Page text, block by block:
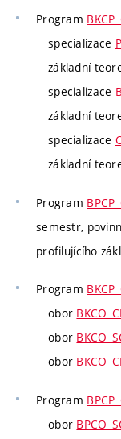
Program
specializace
základní
specializace
základní
specializace
základní
Program
semestr,
profilujícího
Program
obor
obor
obor
Program
obor